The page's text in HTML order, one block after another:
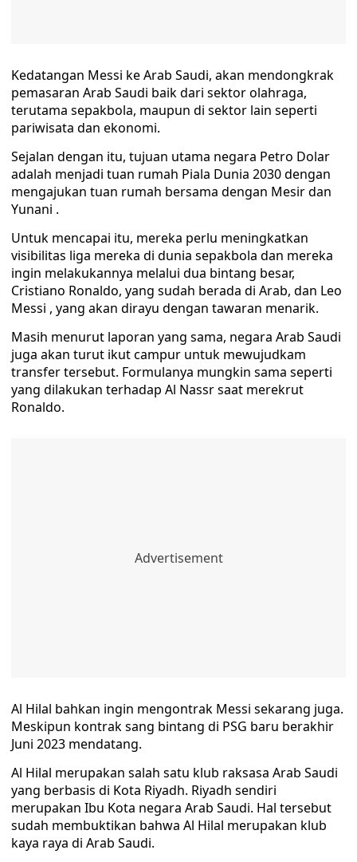
Kedatangan Messi ke Arab Saudi, akan mendongkrak
pemasaran Arab Saudi baik dari sektor olahraga,
terutama sepakbola, maupun di sektor lain seperti
pariwisata dan ekonomi.
Sejalan dengan itu, tujuan utama negara Petro Dolar
adalah menjadi tuan rumah Piala Dunia 2030 dengan
mengajukan tuan rumah bersama dengan Mesir dan
Yunani .
Untuk mencapai itu, mereka perlu meningkatkan
visibilitas liga mereka di dunia sepakbola dan mereka
ingin melakukannya melalui dua bintang besar,
Cristiano Ronaldo, yang sudah berada di Arab, dan Leo
Messi , yang akan dirayu dengan tawaran menarik.
Masih menurut laporan yang sama, negara Arab Saudi
juga akan turut ikut campur untuk mewujudkam
transfer tersebut. Formulanya mungkin sama seperti
yang dilakukan terhadap Al Nassr saat merekrut
Ronaldo.
Al Hilal bahkan ingin mengontrak Messi sekarang juga.
Meskipun kontrak sang bintang di PSG baru berakhir
Juni 2023 mendatang.
Al Hilal merupakan salah satu klub raksasa Arab Saudi
yang berbasis di Kota Riyadh. Riyadh sendiri
merupakan Ibu Kota negara Arab Saudi. Hal tersebut
sudah membuktikan bahwa Al Hilal merupakan klub
kaya raya di Arab Saudi.